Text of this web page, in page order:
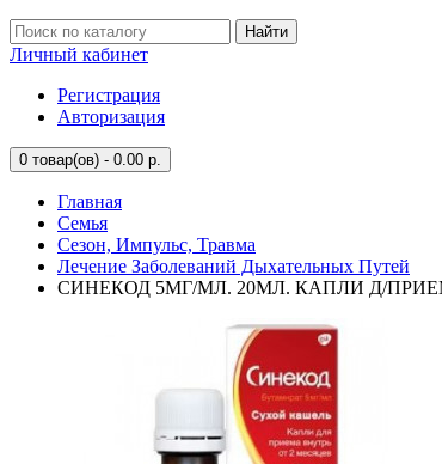
Найти
Личный кабинет
Регистрация
Авторизация
0 товар(ов) - 0.00 р.
Главная
Семья
Сезон, Импульс, Травма
Лечение Заболеваний Дыхательных Путей
СИНЕКОД 5МГ/МЛ. 20МЛ. КАПЛИ Д/